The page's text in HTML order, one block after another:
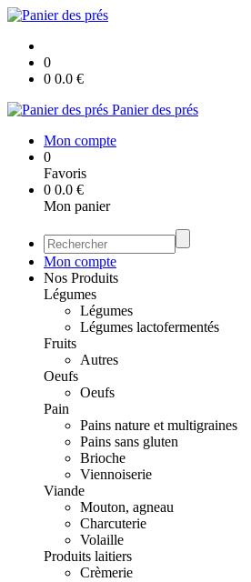
0
0 0.0 €
Panier des prés
Mon compte
0
Favoris
0 0.0 €
Mon panier
Mon compte
Nos Produits
Légumes
Légumes
Légumes lactofermentés
Fruits
Autres
Oeufs
Oeufs
Pain
Pains nature et multigraines
Pains sans gluten
Brioche
Viennoiserie
Viande
Mouton, agneau
Charcuterie
Volaille
Produits laitiers
Crèmerie